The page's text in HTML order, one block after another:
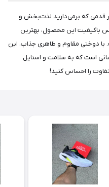
قدمی که برمی‌دارید لذت‌بخش و
باکیفیت این محصول، بهترین
با دوختی مقاوم و ظاهری جذاب، این
است که به سلامت و استایل
را احساس کنید!